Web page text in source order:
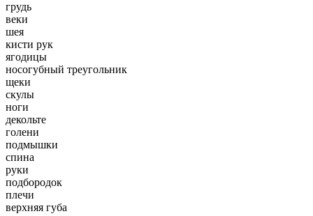
грудь
веки
шея
кисти рук
ягодицы
носогубный треугольник
щеки
скулы
ноги
декольте
голени
подмышки
спина
руки
подбородок
плечи
верхняя губа